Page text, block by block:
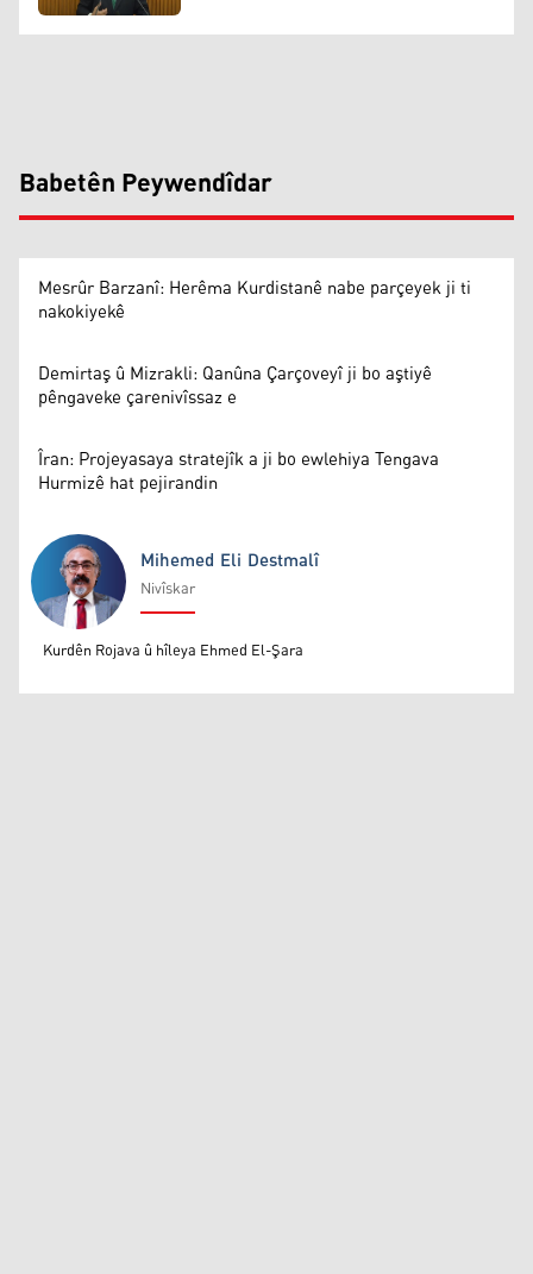
Babetên Peywendîdar
Mesrûr Barzanî: Herêma Kurdistanê nabe parçeyek ji ti
nakokiyekê
Demirtaş û Mizrakli: Qanûna Çarçoveyî ji bo aştiyê
pêngaveke çarenivîssaz e
Îran: Projeyasaya stratejîk a ji bo ewlehiya Tengava
Hurmizê hat pejirandin
Mihemed Eli Destmalî
Mihemed Eli Destmalî
Nivîskar
Kurdên Rojava û hîleya Ehmed El-Şara